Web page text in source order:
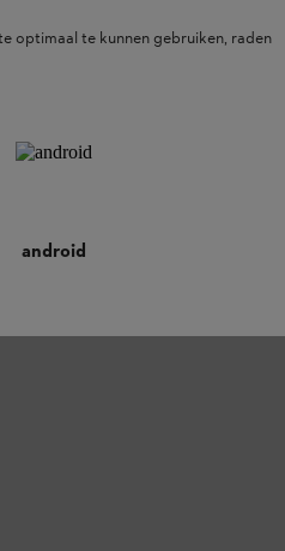
optimaal te kunnen gebruiken, raden
android